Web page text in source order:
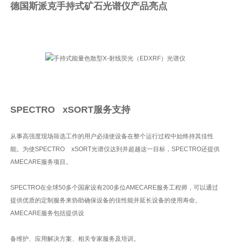
德国斯派克手持式矿石光谱仪产品亮点
SPECTRO xSORT服务支持
从事高强度现场筛选工作的用户必须使设备在整个运行过程中始终持其佳性
能。为使SPECTRO xSORT光谱仪达到并超越这一目标，SPECTRO还提供
AMECARE服务项目。
SPECTRO在全球50多个国家设有200多位AMECARE服务工程师，可以通过
提供优质的定制服务来协助确保设备的佳性能并延长设备的使用寿命。
AMECARE服务包括提供设
备维护、应用解决方案、相关专家服务及培训。